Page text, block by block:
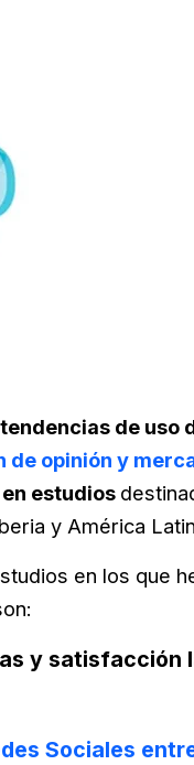
tendencias de uso
de opinión y
estudios
y América
en los que
y satisfacción
Sociales